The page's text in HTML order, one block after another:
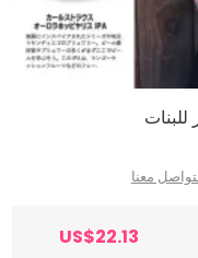
معنا
US$22.13